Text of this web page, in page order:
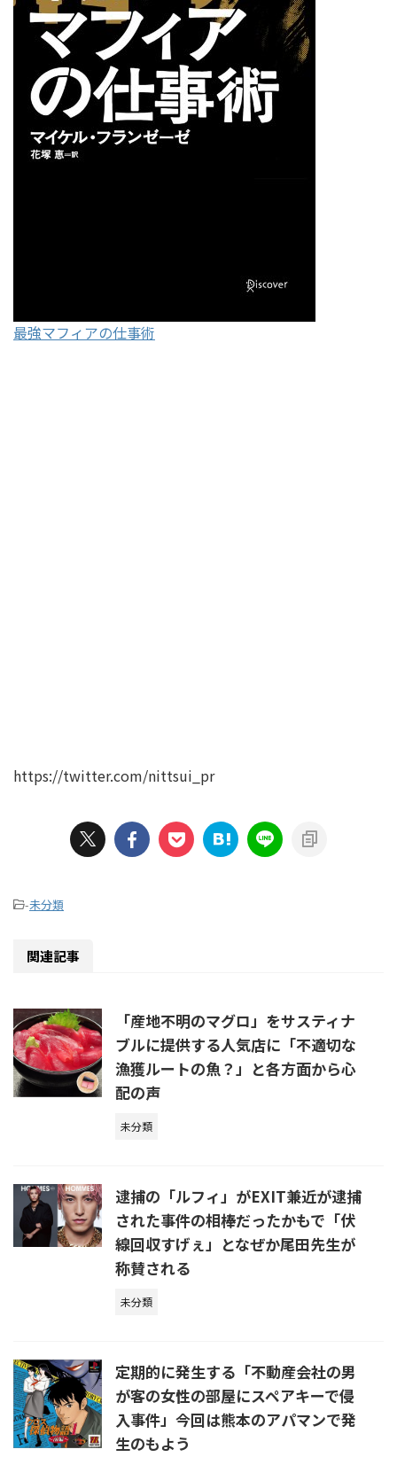
最強マフィアの仕事術
https://twitter.com/nittsui_pr
-未分類
関連記事
「産地不明のマグロ」をサスティナ
ブルに提供する人気店に「不適切な
漁獲ルートの魚？」と各方面から心
配の声
未分類
逮捕の「ルフィ」がEXIT兼近が逮捕
された事件の相棒だったかもで「伏
線回収すげぇ」となぜか尾田先生が
称賛される
未分類
定期的に発生する「不動産会社の男
が客の女性の部屋にスペアキーで侵
入事件」今回は熊本のアパマンで発
生のもよう